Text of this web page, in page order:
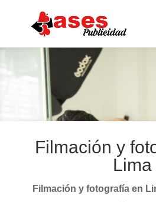
Filmación y
Lima
Filmación y fotografía en